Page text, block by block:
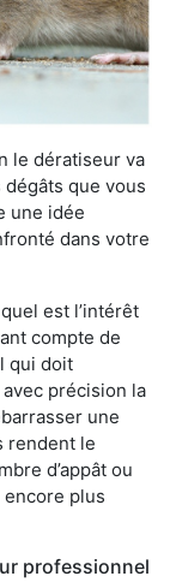
le dératiseur va
que vous
une idée
dans votre
est l’intérêt
compte de
qui doit
précision la
une
rendent le
d’appât ou
encore plus
professionnel